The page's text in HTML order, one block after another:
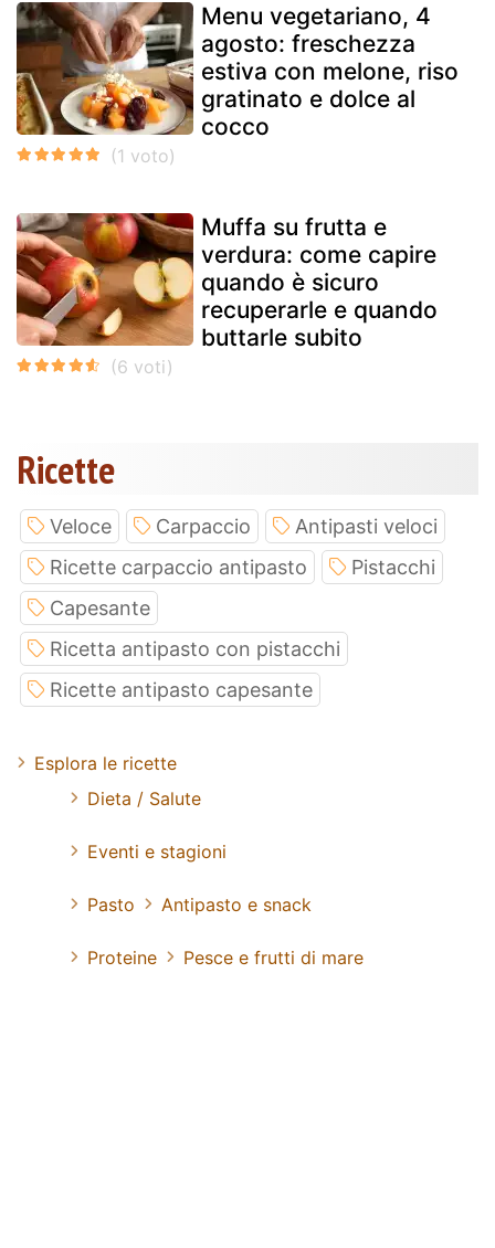
Menu vegetariano, 4
agosto: freschezza
estiva con melone, riso
gratinato e dolce al
cocco
Muffa su frutta e
verdura: come capire
quando è sicuro
recuperarle e quando
buttarle subito
Ricette
Veloce Carpaccio
Antipasti veloci
Ricette carpaccio antipasto
Pistacchi
Capesante
Ricetta antipasto con pistacchi
Ricette antipasto capesante
Esplora le ricette
Dieta / Salute
Eventi e stagioni
Pasto Antipasto e snack
Proteine Pesce e frutti di mare